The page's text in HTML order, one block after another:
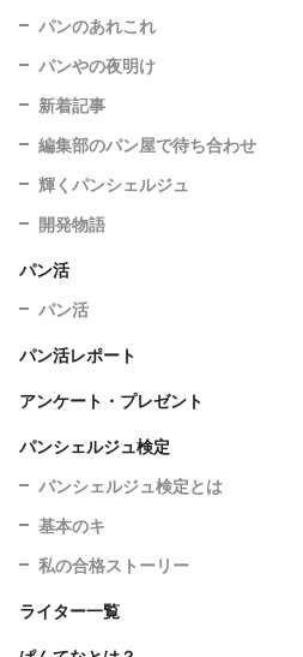
パンのあれこれ
パンやの夜明け
新着記事
編集部のパン屋で待ち合わせ
輝くパンシェルジュ
開発物語
パン活
パン活
パン活レポート
アンケート・プレゼント
パンシェルジュ検定
パンシェルジュ検定とは
基本のキ
私の合格ストーリー
ライター一覧